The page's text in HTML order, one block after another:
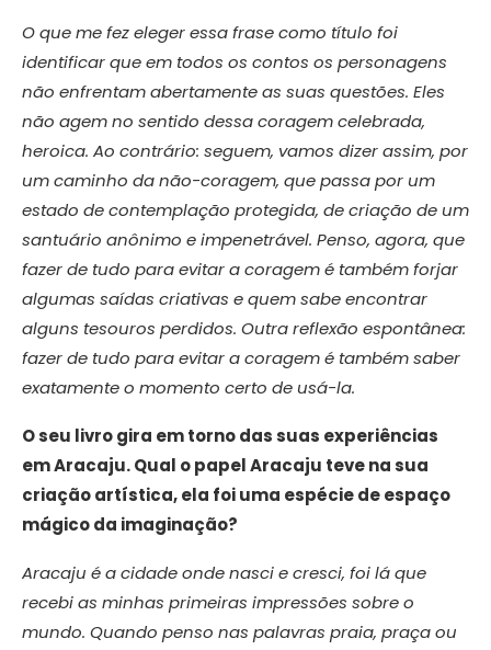
O que me fez eleger essa frase como título foi
identificar que em todos os contos os personagens
não enfrentam abertamente as suas questões. Eles
não agem no sentido dessa coragem celebrada,
heroica. Ao contrário: seguem, vamos dizer assim, por
um caminho da não-coragem, que passa por um
estado de contemplação protegida, de criação de um
santuário anônimo e impenetrável. Penso, agora, que
fazer de tudo para evitar a coragem é também forjar
algumas saídas criativas e quem sabe encontrar
alguns tesouros perdidos. Outra reflexão espontânea:
fazer de tudo para evitar a coragem é também saber
exatamente o momento certo de usá-la.
O seu livro gira em torno das suas experiências
em Aracaju. Qual o papel Aracaju teve na sua
criação artística, ela foi uma espécie de espaço
mágico da imaginação?
Aracaju é a cidade onde nasci e cresci, foi lá que
recebi as minhas primeiras impressões sobre o
mundo. Quando penso nas palavras praia, praça ou